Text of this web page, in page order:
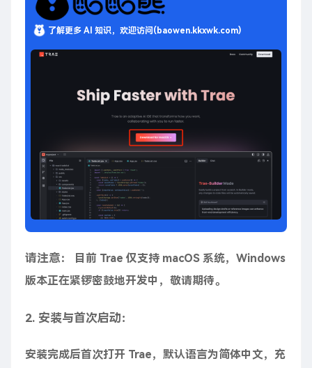
了解更多 AI 知识，欢迎访问(baowen.kkxwk.com)
请注意： 目前 Trae 仅支持 macOS 系统，Windows
版本正在紧锣密鼓地开发中，敬请期待。
2. 安装与首次启动：
安装完成后首次打开 Trae，默认语言为简体中文，充